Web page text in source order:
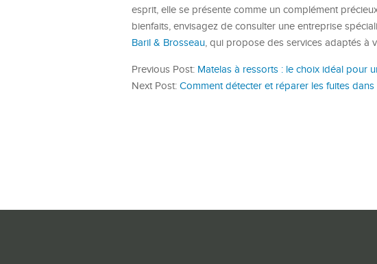
esprit, elle se présente comme un complément
bienfaits, envisagez de consulter une entreprise
Baril & Brosseau, qui propose des services adaptés à
Previous Post: Matelas à ressorts : le choix idéal pour
Next Post: Comment détecter et réparer les fuites dans